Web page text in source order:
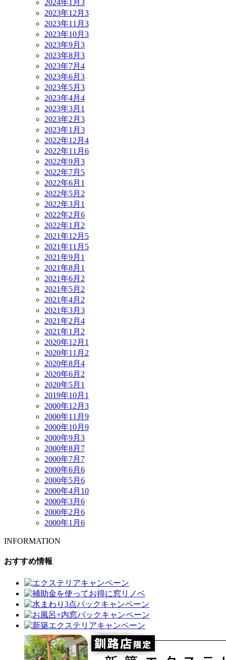
2024年1月 3
2023年12月 3
2023年11月 3
2023年10月 3
2023年9月 3
2023年8月 3
2023年7月 4
2023年6月 3
2023年5月 3
2023年4月 4
2023年3月 1
2023年2月 3
2023年1月 3
2022年12月 4
2022年11月 6
2022年9月 3
2022年7月 5
2022年6月 1
2022年5月 2
2022年3月 1
2022年2月 6
2022年1月 2
2021年12月 5
2021年11月 5
2021年9月 1
2021年8月 1
2021年6月 2
2021年5月 2
2021年4月 2
2021年3月 3
2021年2月 4
2021年1月 2
2020年12月 1
2020年11月 2
2020年8月 4
2020年6月 2
2020年5月 1
2019年10月 1
2000年12月 3
2000年11月 9
2000年10月 9
2000年9月 3
2000年8月 7
2000年7月 7
2000年6月 6
2000年5月 6
2000年4月 10
2000年3月 6
2000年2月 6
2000年1月 6
INFORMATION
おすすめ情報